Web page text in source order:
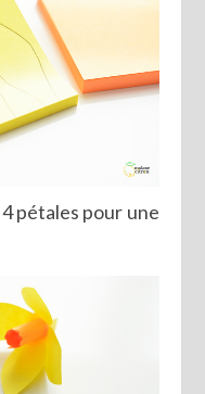
pétales pour une